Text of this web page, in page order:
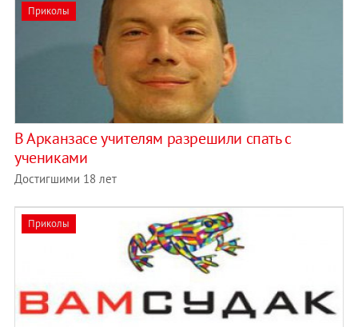
Приколы
В Арканзасе учителям разрешили спать с
учениками
Достигшими 18 лет
Приколы